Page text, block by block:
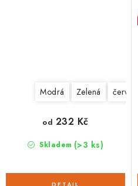
Modrá Zelená červená
Skladem (>3 ks)
od 232 Kč